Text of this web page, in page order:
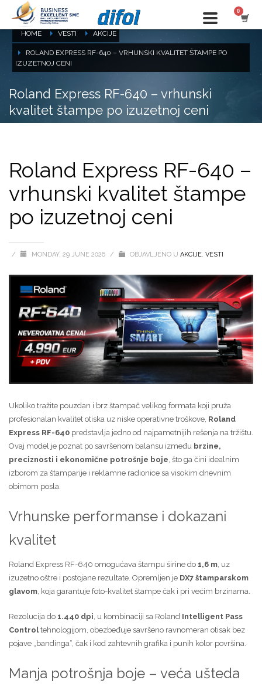
HOME VESTI AKCIJE
ROLAND EXPRESS RF-640 – VRHUNSKI KVALITET ŠTAMPE PO
IZUZETNOJ CENI
Roland Express RF-640 – vrhunski
kvalitet štampe po izuzetnoj ceni
Roland Express RF-640 –
vrhunski kvalitet štampe
po izuzetnoj ceni
/ MONDAY, 29 JUNE 2026 / OBJAVLJENO U AKCIJE, VESTI
Ukoliko tražite pouzdan i brz štampač velikog formata koji pruža
profesionalan kvalitet otiska uz niske operativne troškove, Roland
Express RF-640 predstavlja jedno od najpametnijih rešenja na tržištu.
Ovaj model je poznat po savršenom balansu između brzine,
preciznosti i ekonomične potrošnje boje , što ga čini idealnim
izborom za štamparije i reklamne radionice sa visokim dnevnim
obimom posla.
Vrhunske performanse i dokazani
kvalitet
Roland Express RF-640 omogućava štampu širine do 1,6 m , uz
izuzetno oštre i postojane rezultate. Opremljen je DX7 štamparskom
glavom , koja garantuje foto-kvalitet štampe čak i pri većim brzinama.
Rezolucija do 1.440 dpi , u kombinaciji sa Roland Intelligent Pass
Controltehnologijom, obezbeđuje savršeno ravnomeran otisak bez
pojave „bandinga“, čak i kod zahtevnih grafika i punih kolor površina.
Manja potrošnja boje – veća ušteda